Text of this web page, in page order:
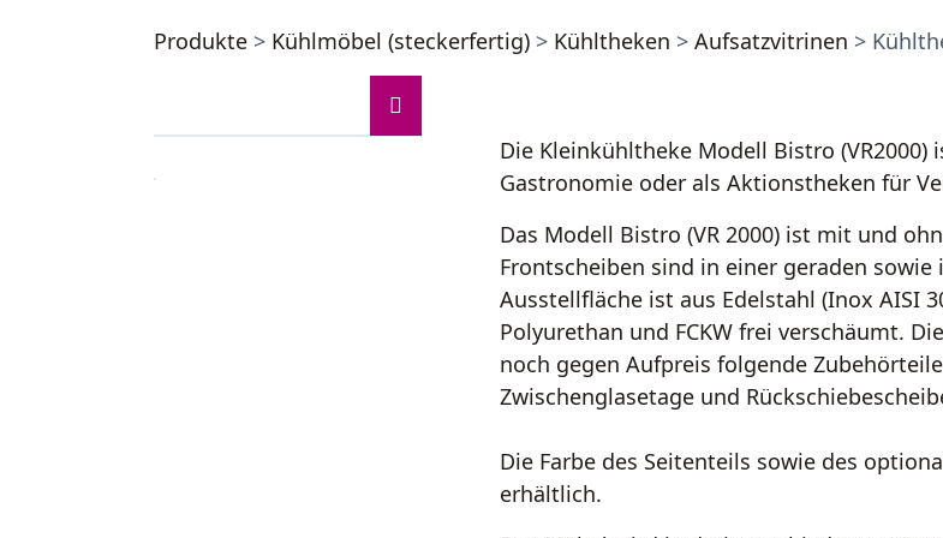
Produkte > Kühlmöbel (steckerfertig) > Kühltheken > Aufsatzvitrinen >
Die Kleinkühltheke Modell Bistro
Gastronomie oder als Aktionstheken für
Das Modell Bistro (VR 2000) ist mit und
Frontscheiben sind in einer geraden
Ausstellfläche ist aus Edelstahl (Inox AISI
Polyurethan und FCKW frei verschäumt.
noch gegen Aufpreis folgende
Zwischenglasetage und
Die Farbe des Seitenteils sowie des
erhältlich.